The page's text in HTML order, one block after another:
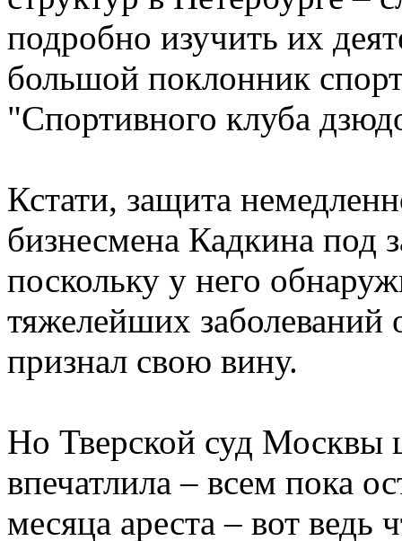
подробно изучить их
большой поклонник
"Спортивного клуба
Кстати, защита
бизнесмена Кадкина под
поскольку у него
тяжелейших заболеваний
признал свою вину.
Но Тверской суд Москвы
впечатлила – всем пока
месяца ареста – вот ведь